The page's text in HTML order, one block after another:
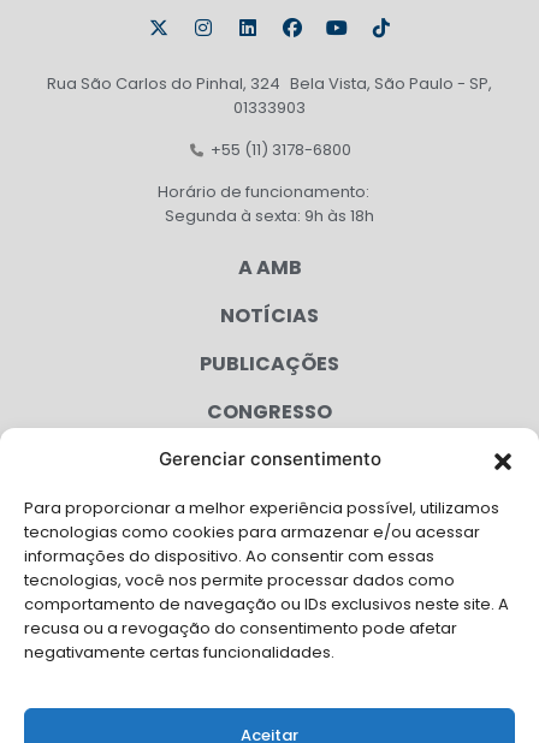
Gerenciar consentimento
Para proporcionar a melhor experiência possível, utilizamos
tecnologias como cookies para armazenar e/ou acessar
informações do dispositivo. Ao consentir com essas
tecnologias, você nos permite processar dados como
comportamento de navegação ou IDs exclusivos neste site. A
recusa ou a revogação do consentimento pode afetar
negativamente certas funcionalidades.
Aceitar
Rua São Carlos do Pinhal, 324 Bela Vista, São Paulo - SP,
01333903
+55 (11) 3178-6800
Horário de funcionamento:
Segunda à sexta: 9h às 18h
A AMB
NOTÍCIAS
PUBLICAÇÕES
CONGRESSO
AGENDA
CAMPANHAS
SERVIÇOS
FILIADAS
LGPD
FALE CONOSCO